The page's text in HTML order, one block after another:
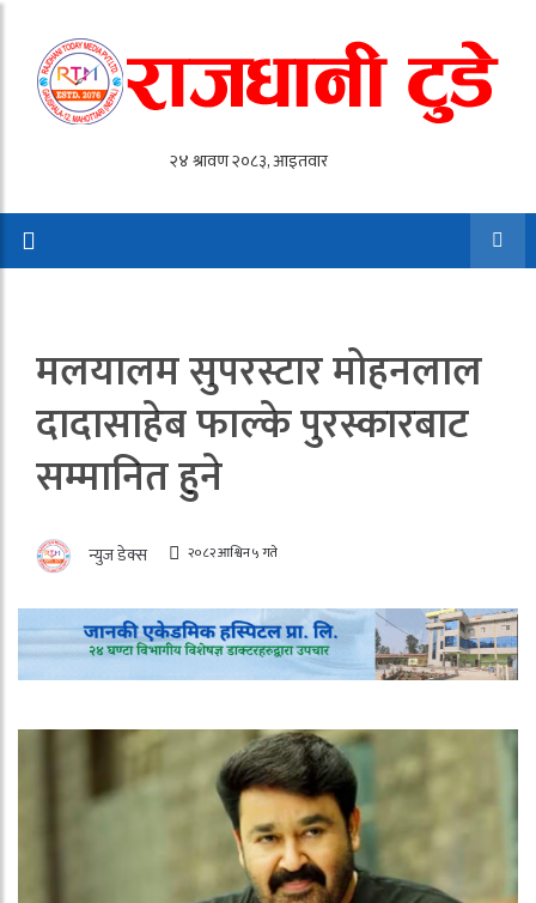
मलयालम सुपरस्टार मोहनलाल
दादासाहेब फाल्के पुरस्कारबाट
सम्मानित हुने
न्युज डेक्स २०८२ आश्विन ५ गते